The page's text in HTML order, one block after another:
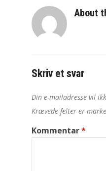
About
Skriv et svar
Din e-mailadresse vil
Krævede felter er
Kommentar*